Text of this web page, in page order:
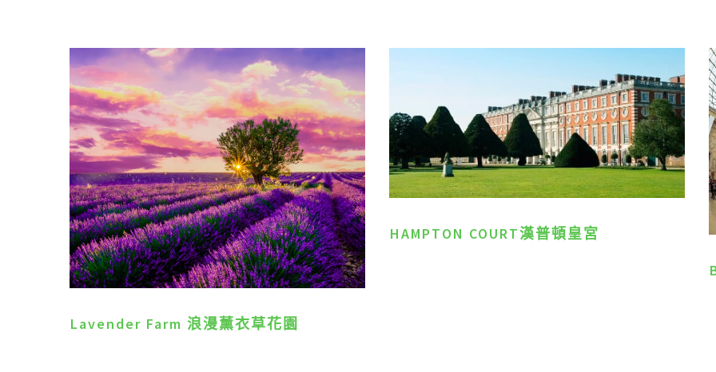
Lavender Farm 浪漫薰衣草花園
HAMPTON COURT漢普頓皇宮